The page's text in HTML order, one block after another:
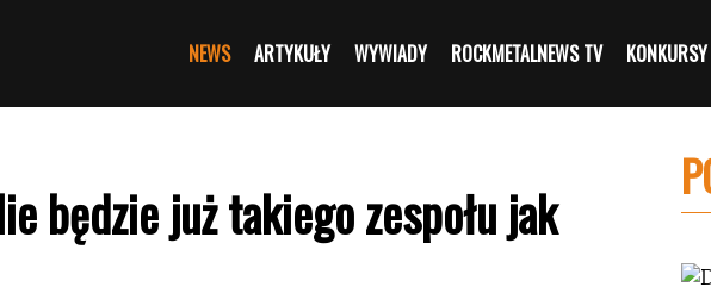
NEWS ARTYKUŁY WYWIADY ROCKMETALNEWS TV KONKURSY
będzie już takiego zespołu jak